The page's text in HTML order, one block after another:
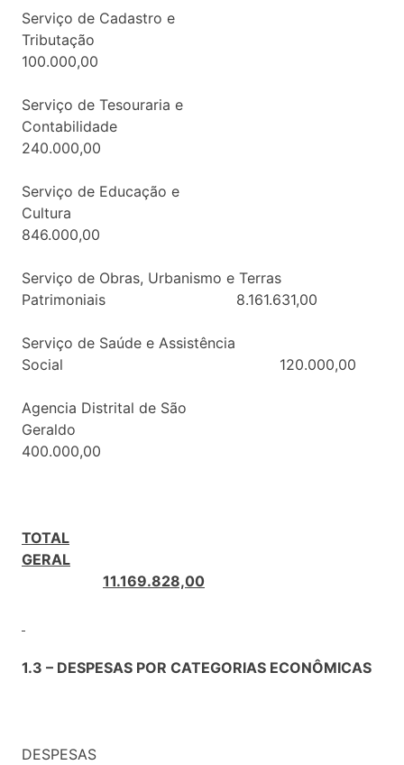
Serviço de Cadastro e
Tributação
100.000,00
Serviço de Tesouraria e
Contabilidade
240.000,00
Serviço de Educação e
Cultura
846.000,00
Serviço de Obras, Urbanismo e Terras
Patrimoniais 8.161.631,00
Serviço de Saúde e Assistência
Social 120.000,00
Agencia Distrital de São
Geraldo
400.000,00
TOTAL
GERAL
11.169.828,00
1.3 – DESPESAS POR CATEGORIAS ECONÔMICAS
DESPESAS